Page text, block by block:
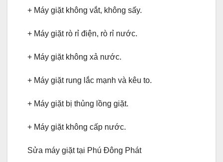
+ Máy giặt không vắt, không sấy.
+ Máy giặt rò rỉ điện, rò rỉ nước.
+ Máy giặt không xả nước.
+ Máy giặt rung lắc mạnh và kêu to.
+ Máy giặt bị thủng lồng giặt.
+ Máy giặt không cấp nước.
Sửa máy giặt tại Phú Đông Phát